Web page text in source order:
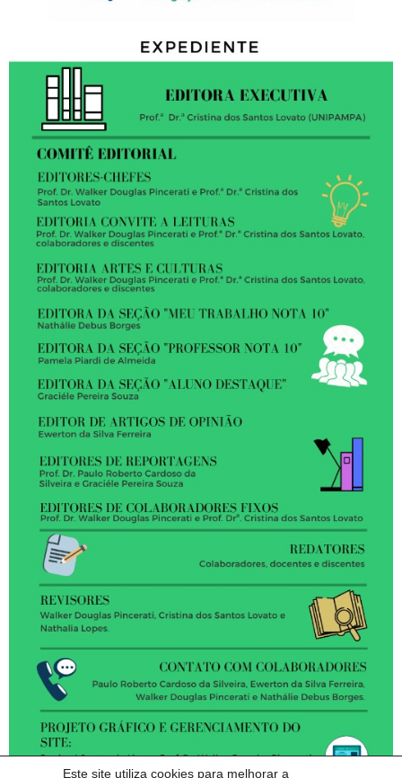
Este site utiliza cookies para melhorar a